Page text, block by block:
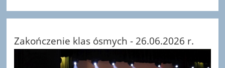
Zakończenie klas ósmych - 26.06.2026 r.